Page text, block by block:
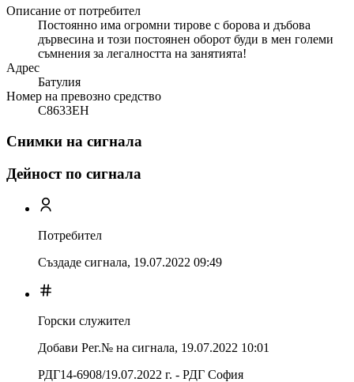
Описание от потребител
Постоянно има огромни тирове с борова и дъбова
дървесина и този постоянен оборот буди в мен големи
съмнения за легалността на занятията!
Адрес
Батулия
Номер на превозно средство
С8633ЕН
Снимки на сигнала
Дейност по сигнала
Потребител
Създаде сигнала, 19.07.2022 09:49
Горски служител
Добави Рег.№ на сигнала, 19.07.2022 10:01
РДГ14-6908/19.07.2022 г. - РДГ София